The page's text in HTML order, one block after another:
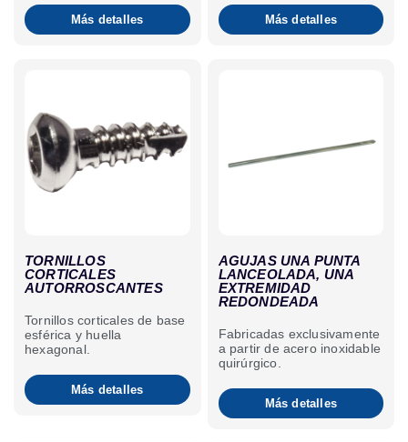
las patas traseras de
perros y gatos.
Más detalles Más detalles
TORNILLOS
CORTICALES
AUTORROSCANTES
Tornillos corticales de base
esférica y huella
hexagonal.
Más detalles
AGUJAS UNA PUNTA
LANCEOLADA, UNA
EXTREMIDAD
REDONDEADA
Fabricadas exclusivamente
a partir de acero inoxidable
quirúrgico.
Más detalles